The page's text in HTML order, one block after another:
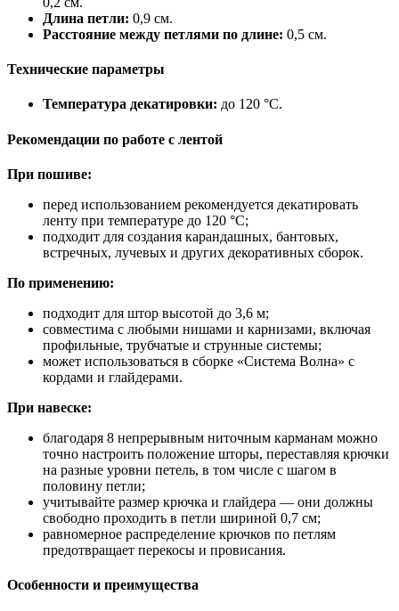
Длина петли: 0,9 см.
Расстояние между петлями по длине: 0,5 см.
Технические параметры
Температура декатировки: до 120 °C.
Рекомендации по работе с лентой
При пошиве:
перед использованием рекомендуется декатировать
ленту при температуре до 120 °C;
подходит для создания карандашных, бантовых,
встречных, лучевых и других декоративных сборок.
По применению:
подходит для штор высотой до 3,6 м;
совместима с любыми нишами и карнизами, включая
профильные, трубчатые и струнные системы;
может использоваться в сборке «Система Волна» с
кордами и глайдерами.
При навеске:
благодаря 8 непрерывным ниточным карманам можно
точно настроить положение шторы, переставляя крючки
на разные уровни петель, в том числе с шагом в
половину петли;
учитывайте размер крючка и глайдера — они должны
свободно проходить в петли шириной 0,7 см;
равномерное распределение крючков по петлям
предотвращает перекосы и провисания.
Особенности и преимущества